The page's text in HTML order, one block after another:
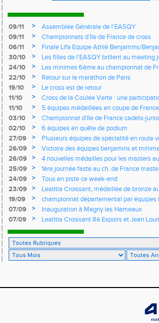
09/11 >
Assemblée Générale de l'EASQY
09/11
>
Championnats d’Ile de France de cross
06/11
>
Finale Lifa Equipe Athlé Benjamins/
30/10
>
Les filles de l'EASQY brillent au meeting
records du club battus
24/10 >
Les minimes 6ème au championnat de
22/10
>
Retour sur le marathon de Paris
19/10
>
Le cross est de retour
11/10
>
Cross de la Coulée Verte : une
Rendez-vous !
11/10 >
5 équipes médaillées en coupe de France
03/10
>
Championnat d'Ile de France cadets-
l'EASQY victorieuses
02/10 >
6 équipes en quête de podium
27/09
>
Plusieurs équipes de spécialité en route
France
26/09 >
Victoire des équipes benjamins et
Yvelines
26/09 >
4 nouvelles médailles pour les masters
25/09
>
1ère journée faste au ch. de France
d'argent
24/09 >
Tous en piste ce week-end
23/09
>
Leatitia Croissant, médaillée de bronze
de course de montagne
19/09 >
championnat départemental par
07/09
>
Inauguration à Magny les Hameaux
07/09
>
Leatitia Croissant 8è Espoirs et Jean